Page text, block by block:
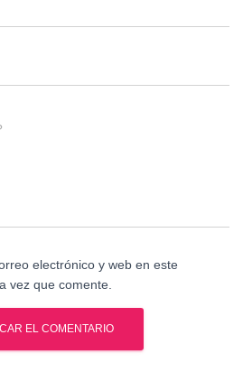
electrónico y web en este
vez que comente.